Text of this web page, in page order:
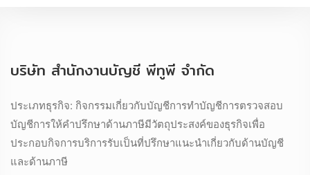
บริษัท สำนักงานบัญชี พีทูพี จำกัด
ประเภทธุรกิจ: กิจกรรมเกี่ยวกับบัญชีการทำบัญชีการตรวจสอบ
บัญชีการให้คำปรึกษาด้านภาษีมีวัตถุประสงค์ของธุรกิจเพื่อ
ประกอบกิจการบริการรับเป็นที่ปรึกษาแนะนำเกี่ยวกับด้านบัญชี
และด้านภาษี